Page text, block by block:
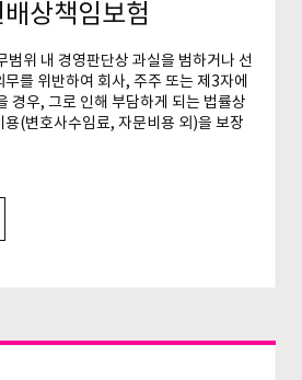
상책임보험
범위 내 경영판단상 과실을 범하거나 선
를 위반하여 회사, 주주 또는 제3자에
경우, 그로 인해 부담하게 되는 법률상
(변호사수임료, 자문비용 외)을 보장